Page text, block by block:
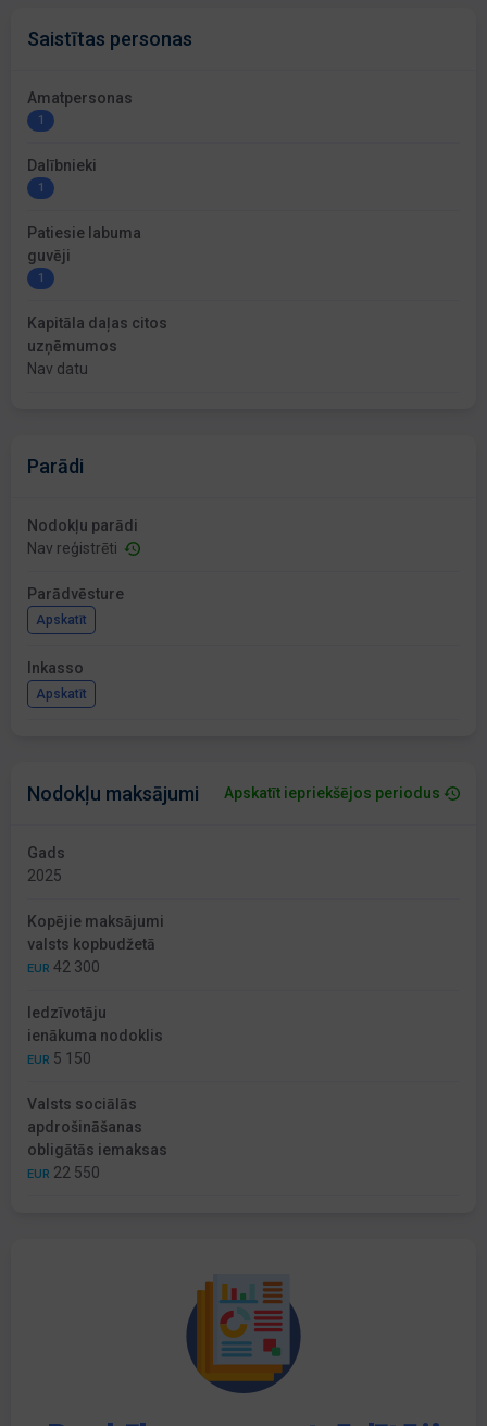
Saistītas personas
Amatpersonas
1
Dalībnieki
1
Patiesie labuma
guvēji
1
Kapitāla daļas citos
uzņēmumos
Nav datu
Parādi
Nodokļu parādi
Nav reģistrēti
Parādvēsture
Apskatīt
Inkasso
Apskatīt
Nodokļu maksājumi Apskatīt iepriekšējos periodus
Gads
2025
Kopējie maksājumi
valsts kopbudžetā
EUR 42 300
Iedzīvotāju
ienākuma nodoklis
EUR 5 150
Valsts sociālās
apdrošināšanas
obligātās iemaksas
EUR 22 550